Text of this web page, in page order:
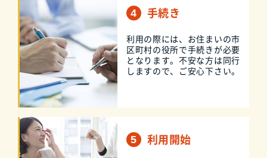
手続き
利用の際には、お住まいの市
区町村の役所で手続きが必要
となります。不安な方は同行
しますので、ご安心下さい。
利用開始